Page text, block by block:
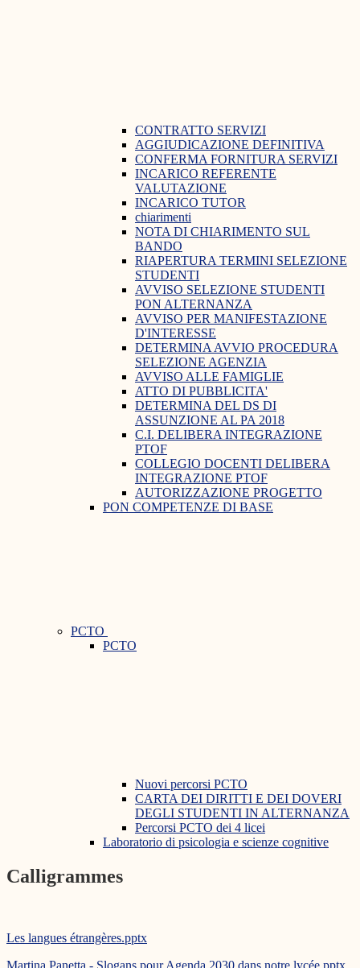
CONTRATTO SERVIZI
AGGIUDICAZIONE DEFINITIVA
CONFERMA FORNITURA SERVIZI
INCARICO REFERENTE
VALUTAZIONE
INCARICO TUTOR
chiarimenti
NOTA DI CHIARIMENTO SUL
BANDO
RIAPERTURA TERMINI SELEZIONE
STUDENTI
AVVISO SELEZIONE STUDENTI
PON ALTERNANZA
AVVISO PER MANIFESTAZIONE
D'INTERESSE
DETERMINA AVVIO PROCEDURA
SELEZIONE AGENZIA
AVVISO ALLE FAMIGLIE
ATTO DI PUBBLICITA'
DETERMINA DEL DS DI
ASSUNZIONE AL PA 2018
C.I. DELIBERA INTEGRAZIONE
PTOF
COLLEGIO DOCENTI DELIBERA
INTEGRAZIONE PTOF
AUTORIZZAZIONE PROGETTO
PON COMPETENZE DI BASE
PCTO
PCTO
Nuovi percorsi PCTO
CARTA DEI DIRITTI E DEI DOVERI
DEGLI STUDENTI IN ALTERNANZA
Percorsi PCTO dei 4 licei
Laboratorio di psicologia e scienze cognitive
Calligrammes
Les langues étrangères.pptx